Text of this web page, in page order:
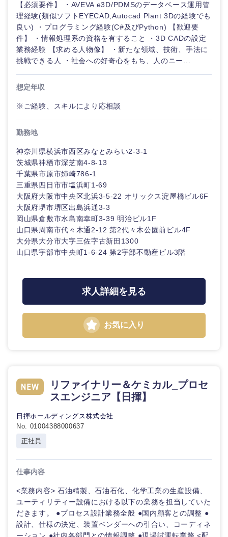
【必須要件】 ・AVEVA e3D/PDMSのデータベース運用管
理経験(類似ソフトEYECAD,Autocad Plant 3Dの経験でも
良い) ・プログラミング経験(C#及びPython) 【歓迎要
件】 ・情報処理系の資格を有すること ・3D CADの設定
業務経験 【求める人物像】 ・新たな領域、技術、手法に
挑戦できる人 ・社会への好奇心をもち、人のニー...
想定年収
※ご経験、スキルにより応相談
勤務地
神奈川県横浜市西区みなとみらい2-3-1
茨城県神栖市深芝南4-8-13
千葉県市原市姉崎786-1
三重県四日市市塩浜町1-69
大阪府大阪市中央区北浜3-5-22 オリックス淀屋橋ビル6F
大阪府堺市堺区出島浜通3-3
岡山県倉敷市水島南幸町3-39 明治ビル1F
山口県周南市代々木通2-12 第2代々木公園前ビル4F
大分県大分市大字三佐字古新田1300
山口県宇部市中央町1-6-24 第2宇部不動産ビル3階
求人詳細を見る
お気に入り
リファイナリー＆ケミカル_プロセ
スエンジニア【日揮】
日揮ホールディングス株式会社
No. 01004388000637
正社員
仕事内容
<業務内容> 石油精製、石油石化、化学工業の生産設備、
ユーティリティー設備における以下の業務を担当していた
だきます。 ●プロセス設計業務全般 ●国内顧客との調整 ●
設計、仕様の決定、装置ベンダーへの引合い、コーディネ